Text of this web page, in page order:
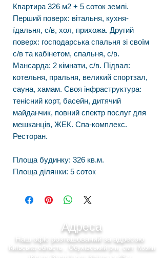
Квартира 326 м2 + 5 соток землі.
Перший поверх: вітальня, кухня-
їдальня, с/в, хол, прихожа. Другий
поверх: господарська спальня зі своїм
с/в та кабінетом, спальня, с/в.
Мансарда: 2 кімнати, с/в. Підвал:
котельня, пральня, великий спортзал,
сауна, хамам. Своя інфраструктура:
тенісний корт, басейн, дитячий
майданчик, повний спектр послуг для
мешканців, ЖЕК. Спа-комплекс.
Ресторан.
Площа будинку: 326 кв.м.
Площа ділянки: 5 соток
Адреса
Наш офіс розташований за адресою
Київська область , Обухівський р-н, смт. Козин
(Конча-Заспа) вул. Київська 43-а.